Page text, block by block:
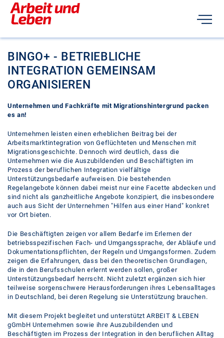
BINGO+ - BETRIEBLICHE
INTEGRATION GEMEINSAM
ORGANISIEREN
Unternehmen und Fachkräfte mit Migrationshintergrund packen
es an!
Unternehmen leisten einen erheblichen Beitrag bei der
Arbeitsmarktintegration von Geflüchteten und Menschen mit
Migrationsgeschichte. Dennoch wird deutlich, dass die
Unternehmen wie die Auszubildenden und Beschäftigten im
Prozess der beruflichen Integration vielfältige
Unterstützungsbedarfe aufweisen. Die bestehenden
Regelangebote können dabei meist nur eine Facette abdecken und
sind nicht als ganzheitliche Angebote konzipiert, die insbesondere
auch aus Sicht der Unternehmen "Hilfen aus einer Hand" konkret
vor Ort bieten.
Die Beschäftigten zeigen vor allem Bedarfe im Erlernen der
betriebsspezifischen Fach- und Umgangssprache, der Abläufe und
Dokumentationspflichten, der Regeln und Umgangsformen. Zudem
zeigen die Erfahrungen, dass bei den theoretischen Grundlagen,
die in den Berufsschulen erlernt werden sollen, großer
Unterstützungsbedarf herrscht. Nicht zuletzt ergänzen sich hier
teilweise sorgenschwere Herausforderungen ihres Lebensalltages
in Deutschland, bei deren Regelung sie Unterstützung brauchen.
Mit diesem Projekt begleitet und unterstützt ARBEIT & LEBEN
gGmbH Unternehmen sowie ihre Auszubildenden und
Beschäftigten im Prozess der Integration in den beruflichen Alltag